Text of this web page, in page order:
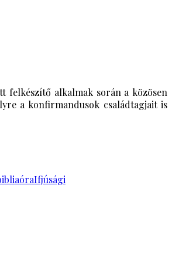
felkészítő alkalmak során a közösen
a konfirmandusok családtagjait is
Ifjúsági